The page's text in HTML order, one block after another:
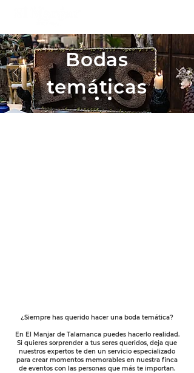
Bodas
temáticas
¿Siempre has querido hacer una boda temática?
En El Manjar de Talamanca puedes hacerlo realidad.
Si quieres sorprender a tus seres queridos, deja que
nuestros expertos te den un servicio especializado
para crear momentos memorables en nuestra finca
de eventos con las personas que más te importan.